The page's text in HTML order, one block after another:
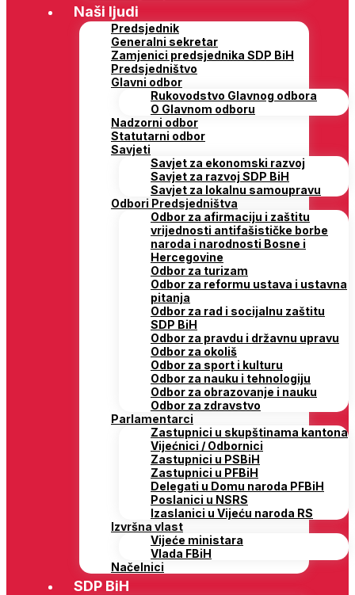
Naši ljudi
Predsjednik
Generalni sekretar
Zamjenici predsjednika SDP BiH
Predsjedništvo
Glavni odbor
Rukovodstvo Glavnog odbora
O Glavnom odboru
Nadzorni odbor
Statutarni odbor
Savjeti
Savjet za ekonomski razvoj
Savjet za razvoj SDP BiH
Savjet za lokalnu samoupravu
Odbori Predsjedništva
Odbor za afirmaciju i zaštitu
vrijednosti antifašističke borbe
naroda i narodnosti Bosne i
Hercegovine
Odbor za turizam
Odbor za reformu ustava i ustavna
pitanja
Odbor za rad i socijalnu zaštitu
SDP BiH
Odbor za pravdu i državnu upravu
Odbor za okoliš
Odbor za sport i kulturu
Odbor za nauku i tehnologiju
Odbor za obrazovanje i nauku
Odbor za zdravstvo
Parlamentarci
Zastupnici u skupštinama kantona
Vijećnici / Odbornici
Zastupnici u PSBiH
Zastupnici u PFBiH
Delegati u Domu naroda PFBiH
Poslanici u NSRS
Izaslanici u Vijeću naroda RS
Izvršna vlast
Vijeće ministara
Vlada FBiH
Načelnici
SDP BiH